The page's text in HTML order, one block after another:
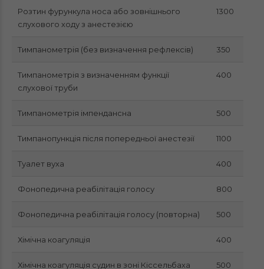
Розтин фурункула носа або зовнішнього
слухового ходу з анестезією
1300
Тимпанометрія (без визначення рефлексів) 350
Тимпанометрія з визначенням функції
слухової труби
400
Тимпанометрія імпендансна 500
Тимпанопункція після попередньої анестезії 1100
Туалет вуха 400
Фонопедична реабілітація голосу 800
Фонопедична реабілітація голосу (повторна) 500
Хімічна коагуляція 400
Хімічна коагуляція судин в зоні Кіссельбаха 500